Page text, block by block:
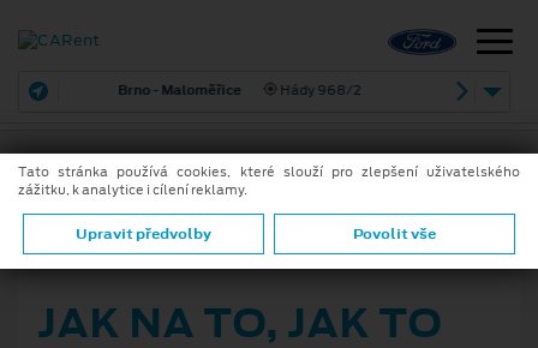
Brno - Maloměřice Hády 968/2
6. 4. 2021
JAK NA TO, JAK TO
Tato stránka používá cookies, které slouží pro zlepšení uživatelského
zážitku, k analytice i cílení reklamy.
Upravit předvolby Povolit vše